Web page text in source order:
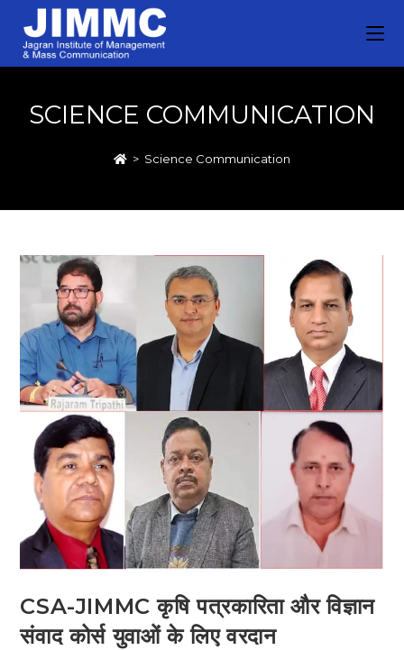
SCIENCE COMMUNICATION
> Science Communication
CSA-JIMMC कृषि पत्रकारिता और विज्ञान
संवाद कोर्स युवाओं के लिए वरदान